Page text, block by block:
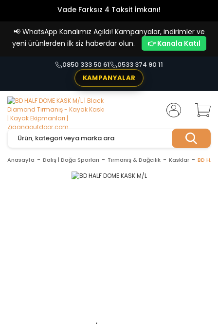
Vade Farksız 4 Taksit İmkanı!
📢 WhatsApp Kanalımız Açıldı! Kampanyalar, indirimler ve
yeni ürünlerden ilk siz haberdar olun.
👉 Kanala Katıl
0850 333 50 61
0533 374 90 11
KAMPANYALAR
Anasayfa Dalış | Doğa Sporları Tırmanış & Dağcılık Kasklar BD